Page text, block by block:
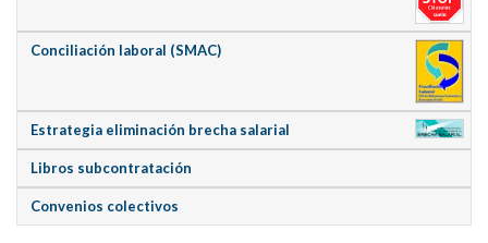
Conciliación laboral (SMAC)
Estrategia eliminación brecha salarial
Libros subcontratación
Convenios colectivos